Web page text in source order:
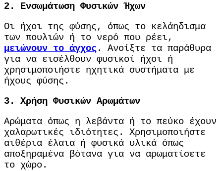
2. Ενσωμάτωση Φυσικών Ήχων
Οι ήχοι της φύσης, όπως το κελάηδισμα
των πουλιών ή το νερό που ρέει,
μειώνουν το άγχος.
Ανοίξτε τα παράθυρα
για να εισέλθουν φυσικοί ήχοι ή
χρησιμοποιήστε ηχητικά συστήματα με
ήχους φύσης.
3. Χρήση Φυσικών Αρωμάτων
Αρώματα όπως η λεβάντα ή το πεύκο έχουν
χαλαρωτικές ιδιότητες.
Χρησιμοποιήστε
αιθέρια έλαια ή φυσικά υλικά όπως
αποξηραμένα βότανα για να αρωματίσετε
το χώρο.